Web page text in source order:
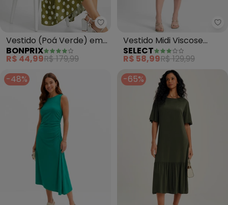
bonprix - Vestido (Poá Verde)
Vestido (Poá Verde) em
Malha de Viscose
BONPRIX
R$ 44,99R$ 179,99
Vestido Midi Viscose
(Verde)
SELECT
R$ 58,99R$ 129,99
-48%
-65%